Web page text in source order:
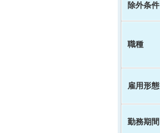
除外条件
職種
雇用形態
勤務期間